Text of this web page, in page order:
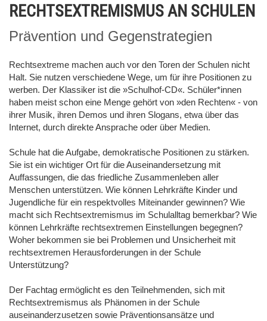
RECHTSEXTREMISMUS AN SCHULEN
Prävention und Gegenstrategien
Rechtsextreme machen auch vor den Toren der Schulen nicht
Halt. Sie nutzen verschiedene Wege, um für ihre Positionen zu
werben. Der Klassiker ist die »Schulhof-CD«. Schüler*innen
haben meist schon eine Menge gehört von »den Rechten« - von
ihrer Musik, ihren Demos und ihren Slogans, etwa über das
Internet, durch direkte Ansprache oder über Medien.
Schule hat die Aufgabe, demokratische Positionen zu stärken.
Sie ist ein wichtiger Ort für die Auseinandersetzung mit
Auffassungen, die das friedliche Zusammenleben aller
Menschen unterstützen. Wie können Lehrkräfte Kinder und
Jugendliche für ein respektvolles Miteinander gewinnen? Wie
macht sich Rechtsextremismus im Schulalltag bemerkbar? Wie
können Lehrkräfte rechtsextremen Einstellungen begegnen?
Woher bekommen sie bei Problemen und Unsicherheit mit
rechtsextremen Herausforderungen in der Schule
Unterstützung?
Der Fachtag ermöglicht es den Teilnehmenden, sich mit
Rechtsextremismus als Phänomen in der Schule
auseinanderzusetzen sowie Präventionsansätze und